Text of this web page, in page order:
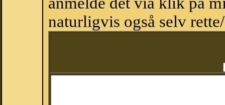
naturligvis også selv